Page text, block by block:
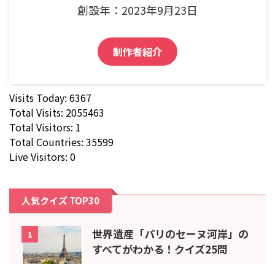
創設年：2023年9月23日
制作者紹介
Visits Today: 6367
Total Visits: 2055463
Total Visitors: 1
Total Countries: 35599
Live Visitors: 0
人気クイズ TOP30
1
世界遺産「パリのセーヌ河岸」の
すべてがわかる！クイズ25問